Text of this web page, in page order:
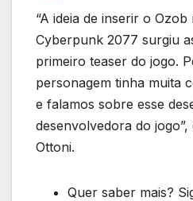
“A ideia de inserir o
Cyberpunk 2077 surgiu
primeiro teaser do jogo.
personagem tinha muita
e falamos sobre esse
desenvolvedora do
Ottoni.
Quer saber mais?